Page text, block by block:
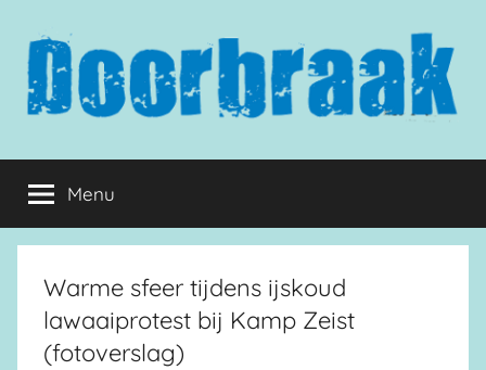
inhoud
springen
Doorbraak.eu
Menu
Warme sfeer tijdens ijskoud
lawaaiprotest bij Kamp Zeist
(fotoverslag)